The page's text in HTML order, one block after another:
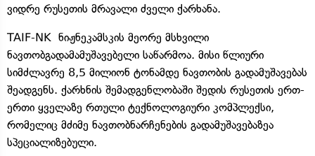
ვიდრე რუსეთის მრავალი ძველი ქარხანა.
TAIF-NK ნიჟნეკამსკის მეორე მსხვილი
ნავთობგადამამუშავებელი საწარმოა. მისი წლიური
სიმძლავრე 8,5 მილიონ ტონამდე ნავთობის გადამუშავებას
შეადგენს. ქარხნის შემადგენლობაში შედის რუსეთის ერთ-
ერთი ყველაზე რთული ტექნოლოგიური კომპლექსი,
რომელიც მძიმე ნავთობნარჩენების გადამუშავებაზეა
სპეციალიზებული.